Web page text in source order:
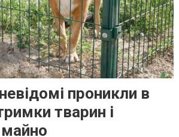
проникли в
тварин і
майно